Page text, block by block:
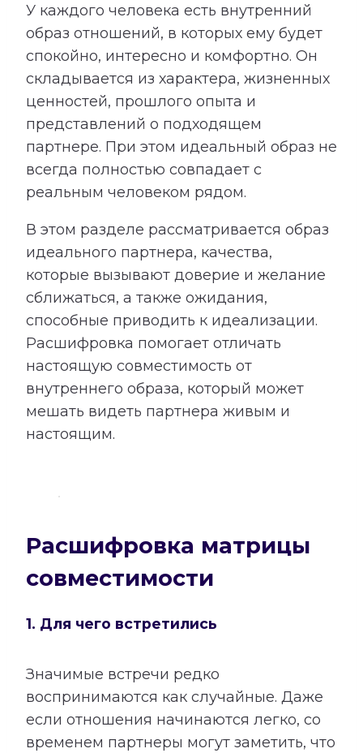
У каждого человека есть внутренний
образ отношений, в которых ему будет
спокойно, интересно и комфортно. Он
складывается из характера, жизненных
ценностей, прошлого опыта и
представлений о подходящем
партнере. При этом идеальный образ не
всегда полностью совпадает с
реальным человеком рядом.
В этом разделе рассматривается образ
идеального партнера, качества,
которые вызывают доверие и желание
сближаться, а также ожидания,
способные приводить к идеализации.
Расшифровка помогает отличать
настоящую совместимость от
внутреннего образа, который может
мешать видеть партнера живым и
настоящим.
Расшифровка матрицы
совместимости
1. Для чего встретились
Значимые встречи редко
воспринимаются как случайные. Даже
если отношения начинаются легко, со
временем партнеры могут заметить, что